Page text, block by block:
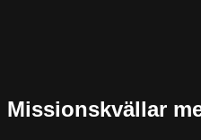
Missionskvällar